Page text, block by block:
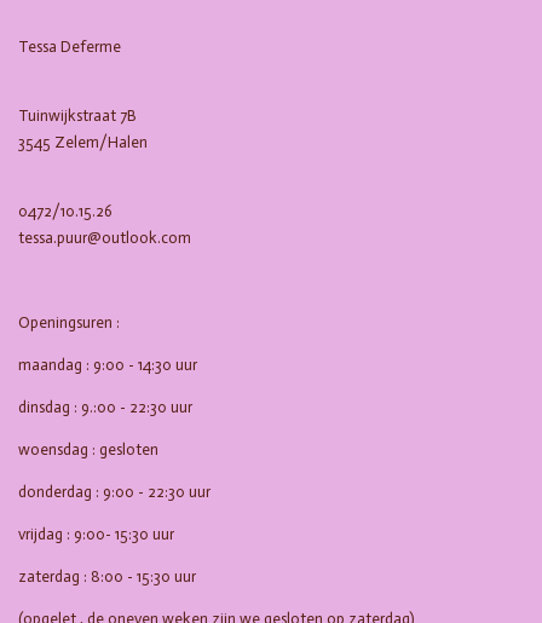
o
g
m
Tessa Deferme
Tuinwijkstraat 7B
3545 Zelem/Halen
0472/10.15.26
tessa.puur@outlook.com
Openingsuren :
maandag : 9:00 - 14:30 uur
dinsdag : 9.:00 - 22:30 uur
woensdag : gesloten
donderdag : 9:00 - 22:30 uur
vrijdag : 9:00- 15:30 uur
zaterdag : 8:00 - 15:30 uur
(opgelet , de oneven weken zijn we gesloten op zaterdag)